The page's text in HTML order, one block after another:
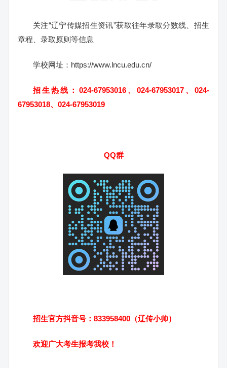
关注“辽宁传媒招生资讯”获取往年录取分数线、招生
章程、录取原则等信息
学校网址：https://www.lncu.edu.cn/
招生热线：024-67953016、024-67953017、024-
67953018、024-67953019
QQ群
招生官方抖音号：833958400（辽传小帅）
欢迎广大考生报考我校！